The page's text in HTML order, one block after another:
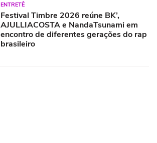
ENTRETÊ
Festival Timbre 2026 reúne BK’,
AJULLIACOSTA e NandaTsunami em
encontro de diferentes gerações do rap
brasileiro